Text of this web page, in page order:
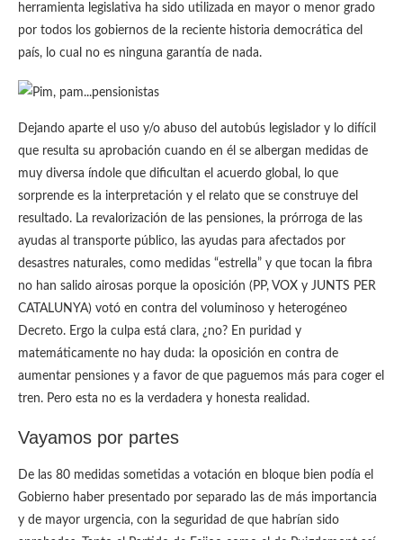
herramienta legislativa ha sido utilizada en mayor o menor grado
por todos los gobiernos de la reciente historia democrática del
país, lo cual no es ninguna garantía de nada.
Dejando aparte el uso y/o abuso del autobús legislador y lo difícil
que resulta su aprobación cuando en él se albergan medidas de
muy diversa índole que dificultan el acuerdo global, lo que
sorprende es la interpretación y el relato que se construye del
resultado. La revalorización de las pensiones, la prórroga de las
ayudas al transporte público, las ayudas para afectados por
desastres naturales, como medidas “estrella” y que tocan la fibra
no han salido airosas porque la oposición (PP, VOX y JUNTS PER
CATALUNYA) votó en contra del voluminoso y heterogéneo
Decreto. Ergo la culpa está clara, ¿no? En puridad y
matemáticamente no hay duda: la oposición en contra de
aumentar pensiones y a favor de que paguemos más para coger el
tren. Pero esta no es la verdadera y honesta realidad.
Vayamos por partes
De las 80 medidas sometidas a votación en bloque bien podía el
Gobierno haber presentado por separado las de más importancia
y de mayor urgencia, con la seguridad de que habrían sido